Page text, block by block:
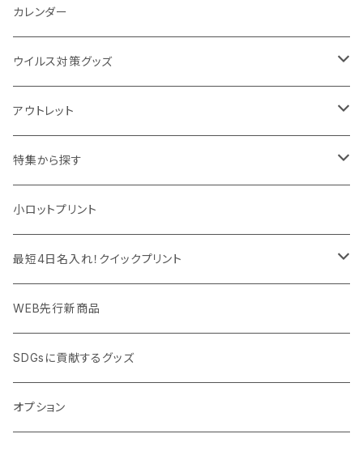
パットカバー、ブックカバー
IDケース、パスケース、コインケース
デスク周辺
非常食
タッチペン
USBケーブル・ハブ
イヤホン・ヘッドフォン
マウスパッド
モバイル周辺グッズ
PC周辺グッズ
ビューティー雑貨
時計
マフラー・ストール
折りたたみクッション
カレンダー
ウイルス対策グッズ
除菌グッズ
パーテーション
マスク・フェイスシールド
測定・測量用品
加湿器・オゾン発生器
ウイルス対策消耗品
ウイルス対策備品
アウトレット
アウトレット
ドリンクフェア
ボトル・タンブラー
ポーチ・巾着
タオル・ブランケット
その他雑貨品
特集から探す
エンタメグッズ・イベント会場物販品
ご当地グッズ・オリジナルお土産品
フルカラー印刷ノベルティ
予算消化・備品におすすめグッズ
展示会・説明会ノベルティ
小ロットプリント
最短4日名入れ！クイックプリント
クイック印刷対応トートバッグ・エコバッグ
クイック印刷対応ポーチ・巾着
クイック印刷対応ボトル
WEB先行新商品
SDGsに貢献するグッズ
オプション